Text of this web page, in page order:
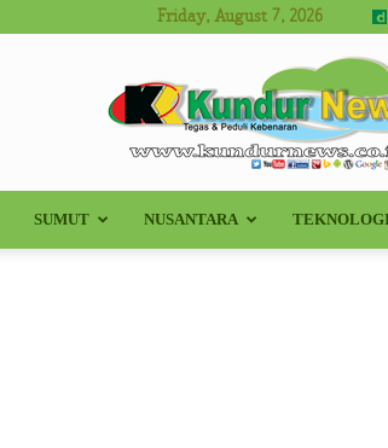
Friday, August 7, 2026
Kundur
SUMUT NUSANTARA